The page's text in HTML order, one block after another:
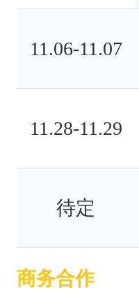
11.06-11.07
11.28-11.29
待定
商务合作